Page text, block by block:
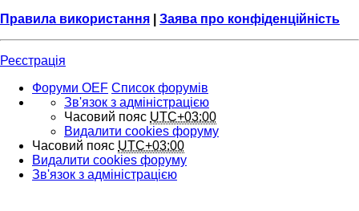
Правила використання
Заява про конфіденційність
Реєстрація
Форуми OEF Список форумів
Зв'язок з адміністрацією
Часовий пояс UTC+03:00
Видалити cookies форуму
Часовий пояс UTC+03:00
Видалити cookies форуму
Зв'язок з адміністрацією